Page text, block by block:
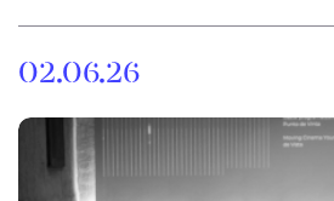
02.06.26